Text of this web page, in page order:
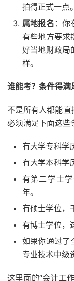
拍得正式一点。
属地报名 ：你
有些地方要求
好当地财政局
样。
谁能考？条件得满
不是所有人都能
必须满足下面这些
有大学专科学
有大学本科学
有第二学士
年。
有硕士学位，
有博士学位，
如果你通过了
专业技术中级
这里面的“会计工